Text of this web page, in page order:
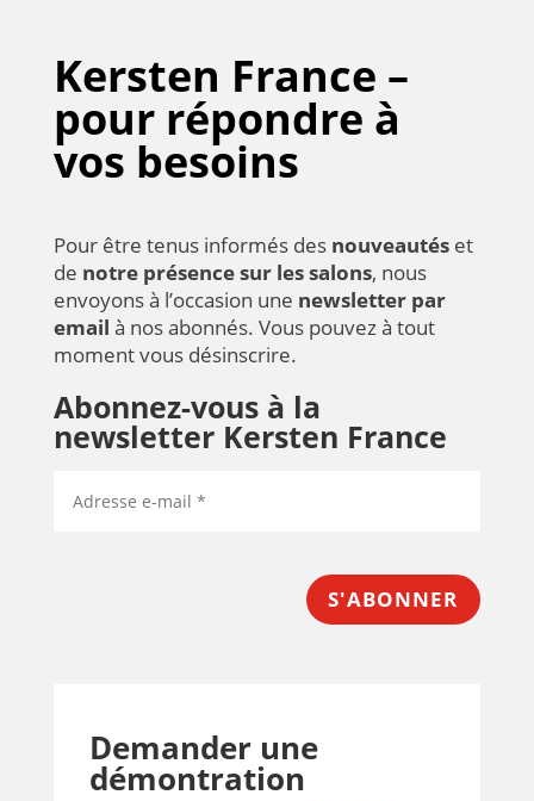
Kersten France –
pour répondre à
vos besoins
Pour être tenus informés des nouveautéset
de notre présence sur les salons, nous
envoyons à l’occasion une newsletter par
email à nos abonnés. Vous pouvez à tout
moment vous désinscrire.
Abonnez-vous à la
newsletter Kersten France
S'ABONNER
Demander une
démontration